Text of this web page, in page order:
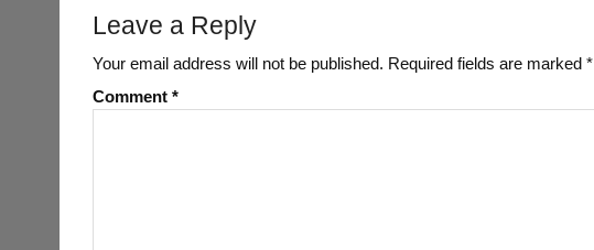
e
b
o
t
t
e
t
s
k
e
l
e
Leave a Reply
Your email address will not be published. Required fields are marked*
Comment*